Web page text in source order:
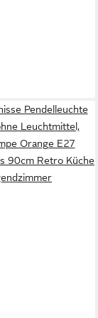
Pendelleuchte
Leuchtmittel,
Orange E27
90cm Retro Küche